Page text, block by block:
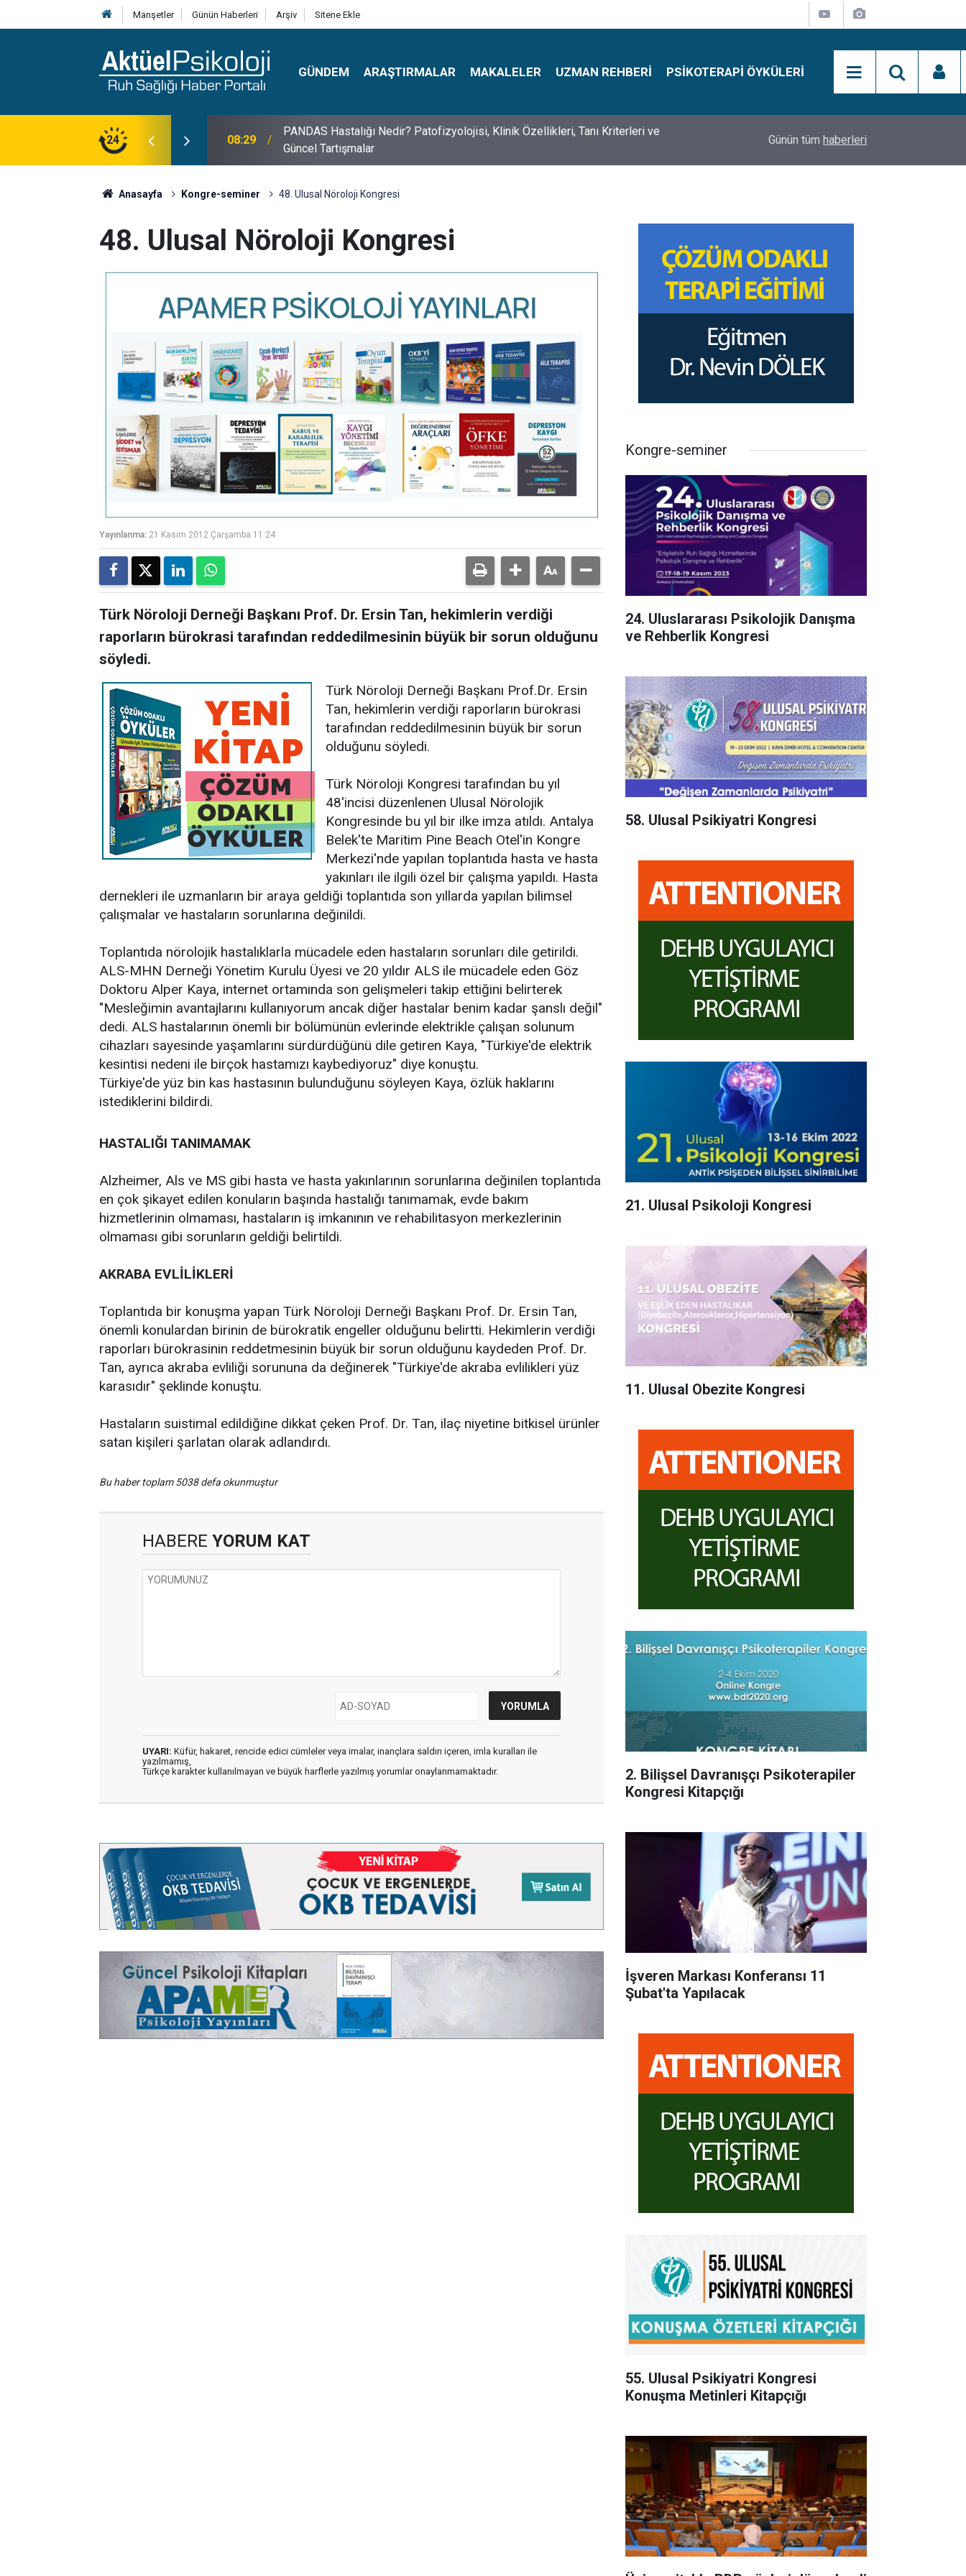
Manşetler Günün Haberleri Arşiv Sitene Ekle
GÜNDEM ARAŞTIRMALAR MAKALELER UZMAN REHBERI PSIKOTERAPI ÖYKÜLERI
24
Klinik Özellikleri, Tanı Kriterleri ve
10:30 10 Mayıs Psikologlar Günü Nasıl Ortaya Çıktı? 10 Mayıs Tarihinin Hikayesi Simon Says Dikkat Programı Nedir?
Günün tüm haberleri
Anasayfa Kongre-seminer 48. Ulusal Nöroloji Kongresi
48. Ulusal Nöroloji Kongresi
Yayınlanma: 21 Kasım 2012 Çarşamba 11:24
Türk Nöroloji Derneği Başkanı Prof. Dr. Ersin Tan, hekimlerin verdiği
raporların bürokrasi tarafından reddedilmesinin büyük bir sorun olduğunu
söyledi.
Türk Nöroloji Derneği Başkanı Prof.Dr. Ersin
Tan, hekimlerin verdiği raporların bürokrasi
tarafından reddedilmesinin büyük bir sorun
olduğunu söyledi.
Türk Nöroloji Kongresi tarafından bu yıl
48'incisi düzenlenen Ulusal Nörolojik
Kongresinde bu yıl bir ilke imza atıldı. Antalya
Belek'te Maritim Pine Beach Otel'in Kongre
Merkezi'nde yapılan toplantıda hasta ve hasta
yakınları ile ilgili özel bir çalışma yapıldı. Hasta
dernekleri ile uzmanların bir araya geldiği toplantıda son yıllarda yapılan bilimsel
çalışmalar ve hastaların sorunlarına değinildi.
Toplantıda nörolojik hastalıklarla mücadele eden hastaların sorunları dile getirildi.
ALS-MHN Derneği Yönetim Kurulu Üyesi ve 20 yıldır ALS ile mücadele eden Göz
Doktoru Alper Kaya, internet ortamında son gelişmeleri takip ettiğini belirterek
"Mesleğimin avantajlarını kullanıyorum ancak diğer hastalar benim kadar şanslı değil"
dedi. ALS hastalarının önemli bir bölümünün evlerinde elektrikle çalışan solunum
cihazları sayesinde yaşamlarını sürdürdüğünü dile getiren Kaya, "Türkiye'de elektrik
kesintisi nedeni ile birçok hastamızı kaybediyoruz" diye konuştu.
Türkiye'de yüz bin kas hastasının bulunduğunu söyleyen Kaya, özlük haklarını
istediklerini bildirdi.
HASTALIĞI TANIMAMAK
Alzheimer, Als ve MS gibi hasta ve hasta yakınlarının sorunlarına değinilen toplantıda
en çok şikayet edilen konuların başında hastalığı tanımamak, evde bakım
hizmetlerinin olmaması, hastaların iş imkanının ve rehabilitasyon merkezlerinin
olmaması gibi sorunların geldiği belirtildi.
AKRABA EVLİLİKLERİ
Toplantıda bir konuşma yapan Türk Nöroloji Derneği Başkanı Prof. Dr. Ersin Tan,
önemli konulardan birinin de bürokratik engeller olduğunu belirtti. Hekimlerin verdiği
raporları bürokrasinin reddetmesinin büyük bir sorun olduğunu kaydeden Prof. Dr.
Tan, ayrıca akraba evliliği sorununa da değinerek "Türkiye'de akraba evlilikleri yüz
karasıdır" şeklinde konuştu.
Hastaların suistimal edildiğine dikkat çeken Prof. Dr. Tan, ilaç niyetine bitkisel ürünler
satan kişileri şarlatan olarak adlandırdı.
Bu haber toplam 5038 defa okunmuştur
HABERE YORUM KAT
UYARI: Küfür, hakaret, rencide edici cümleler veya imalar, inançlara saldırı içeren, imla kuralları ile
yazılmamış,
Türkçe karakter kullanılmayan ve büyük harflerle yazılmış yorumlar onaylanmamaktadır.
Kongre-seminer
24. Uluslararası Psikolojik Danışma
ve Rehberlik Kongresi
58. Ulusal Psikiyatri Kongresi
21. Ulusal Psikoloji Kongresi
11. Ulusal Obezite Kongresi
2. Bilişsel Davranışçı Psikoterapiler
Kongresi Kitapçığı
İşveren Markası Konferansı 11
Şubat'ta Yapılacak
55. Ulusal Psikiyatri Kongresi
Konuşma Metinleri Kitapçığı